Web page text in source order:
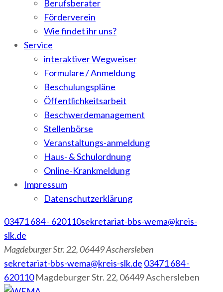
Berufsberater
Förderverein
Wie findet ihr uns?
Service
interaktiver Wegweiser
Formulare / Anmeldung
Beschulungspläne
Öffentlichkeitsarbeit
Beschwerdemanagement
Stellenbörse
Veranstaltungs-anmeldung
Haus- & Schulordnung
Online-Krankmeldung
Impressum
Datenschutzerklärung
03471 684 - 620110sekretariat-bbs-wema@kreis-
slk.de
Magdeburger Str. 22, 06449 Aschersleben
sekretariat-bbs-wema@kreis-slk.de 03471 684 -
620110 Magdeburger Str. 22, 06449 Aschersleben